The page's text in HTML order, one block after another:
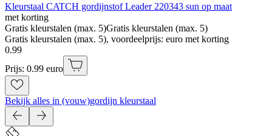
Kleurstaal CATCH gordijnstof Leader 220343 sun op maat
met korting
Gratis kleurstalen (max. 5)Gratis kleurstalen (max. 5)
Gratis kleurstalen (max. 5), voordeelprijs: euro met korting
0.99
Prijs: 0.99 euro
Bekijk alles in (vouw)gordijn kleurstaal